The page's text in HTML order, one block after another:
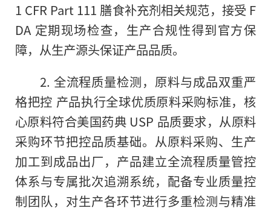
1 CFR Part 111 膳食补充剂相关规范，接受 F
DA 定期现场检查，生产合规性得到官方保
障，从生产源头保证产品品质。
2. 全流程质量检测，原料与成品双重严
格把控 产品执行全球优质原料采购标准，核
心原料符合美国药典 USP 品质要求，从原料
采购环节把控品质基础。从原料采购、生产
加工到成品出厂，产品建立全流程质量管控
体系与专属批次追溯系统，配备专业质量控
制团队，对生产各环节进行多重检测与精准